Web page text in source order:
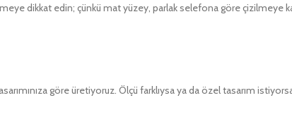
dikkat edin; çünkü mat yüzey, parlak selefona göre çizilmeye
göre üretiyoruz. Ölçü farklıysa ya da özel tasarım